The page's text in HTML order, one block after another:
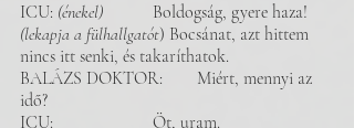
ICU: (énekel)
Boldogság, gyere haza!
(lekapja a fülhallgatót) Bocsánat, azt hittem
nincs itt senki, és takaríthatok.
BALÁZS DOKTOR: 	Miért, mennyi az
idő?
ICU: 			Öt, uram.